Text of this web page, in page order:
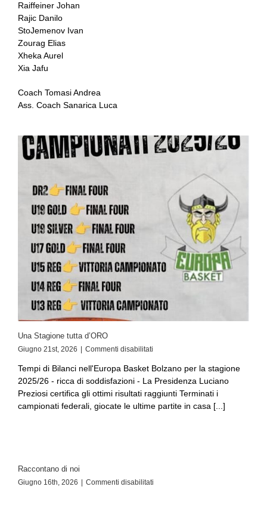
Raiffeiner Johan
Rajic Danilo
StoJemenov Ivan
Zourag Elias
Xheka Aurel
Xia Jafu
Coach Tomasi Andrea
Ass. Coach Sanarica Luca
Una Stagione tutta d’ORO
Giugno 21st, 2026 | Commenti disabilitati
Tempi di Bilanci nell'Europa Basket Bolzano per la stagione
2025/26 - ricca di soddisfazioni - La Presidenza Luciano
Preziosi certifica gli ottimi risultati raggiunti Terminati i
campionati federali, giocate le ultime partite in casa [...]
Raccontano di noi
Giugno 16th, 2026 | Commenti disabilitati